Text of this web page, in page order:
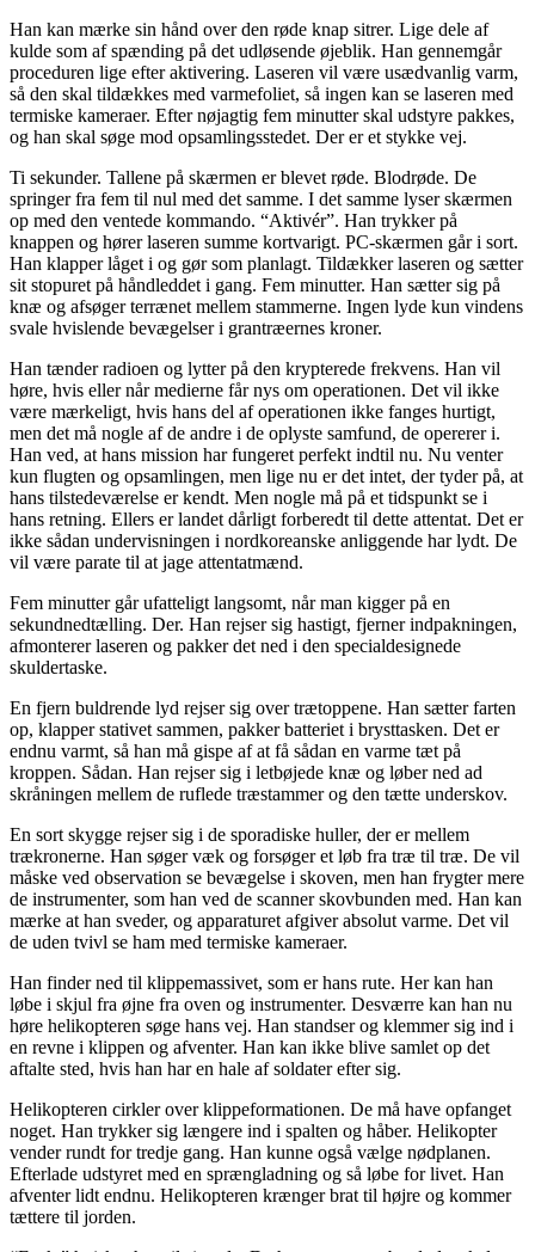
Han kan mærke sin hånd over den røde knap sitrer. Lige dele af
kulde som af spænding på det udløsende øjeblik. Han gennemgår
proceduren lige efter aktivering. Laseren vil være usædvanlig varm,
så den skal tildækkes med varmefoliet, så ingen kan se laseren med
termiske kameraer. Efter nøjagtig fem minutter skal udstyre pakkes,
og han skal søge mod opsamlingsstedet. Der er et stykke vej.
Ti sekunder. Tallene på skærmen er blevet røde. Blodrøde. De
springer fra fem til nul med det samme. I det samme lyser skærmen
op med den ventede kommando. “Aktivér”. Han trykker på
knappen og hører laseren summe kortvarigt. PC-skærmen går i sort.
Han klapper låget i og gør som planlagt. Tildækker laseren og sætter
sit stopuret på håndleddet i gang. Fem minutter. Han sætter sig på
knæ og afsøger terrænet mellem stammerne. Ingen lyde kun vindens
svale hvislende bevægelser i grantræernes kroner.
Han tænder radioen og lytter på den krypterede frekvens. Han vil
høre, hvis eller når medierne får nys om operationen. Det vil ikke
være mærkeligt, hvis hans del af operationen ikke fanges hurtigt,
men det må nogle af de andre i de oplyste samfund, de opererer i.
Han ved, at hans mission har fungeret perfekt indtil nu. Nu venter
kun flugten og opsamlingen, men lige nu er det intet, der tyder på, at
hans tilstedeværelse er kendt. Men nogle må på et tidspunkt se i
hans retning. Ellers er landet dårligt forberedt til dette attentat. Det er
ikke sådan undervisningen i nordkoreanske anliggende har lydt. De
vil være parate til at jage attentatmænd.
Fem minutter går ufatteligt langsomt, når man kigger på en
sekundnedtælling. Der. Han rejser sig hastigt, fjerner indpakningen,
afmonterer laseren og pakker det ned i den specialdesignede
skuldertaske.
En fjern buldrende lyd rejser sig over trætoppene. Han sætter farten
op, klapper stativet sammen, pakker batteriet i brysttasken. Det er
endnu varmt, så han må gispe af at få sådan en varme tæt på
kroppen. Sådan. Han rejser sig i letbøjede knæ og løber ned ad
skråningen mellem de ruflede træstammer og den tætte underskov.
En sort skygge rejser sig i de sporadiske huller, der er mellem
trækronerne. Han søger væk og forsøger et løb fra træ til træ. De vil
måske ved observation se bevægelse i skoven, men han frygter mere
de instrumenter, som han ved de scanner skovbunden med. Han kan
mærke at han sveder, og apparaturet afgiver absolut varme. Det vil
de uden tvivl se ham med termiske kameraer.
Han finder ned til klippemassivet, som er hans rute. Her kan han
løbe i skjul fra øjne fra oven og instrumenter. Desværre kan han nu
høre helikopteren søge hans vej. Han standser og klemmer sig ind i
en revne i klippen og afventer. Han kan ikke blive samlet op det
aftalte sted, hvis han har en hale af soldater efter sig.
Helikopteren cirkler over klippeformationen. De må have opfanget
noget. Han trykker sig længere ind i spalten og håber. Helikopter
vender rundt for tredje gang. Han kunne også vælge nødplanen.
Efterlade udstyret med en sprængladning og så løbe for livet. Han
afventer lidt endnu. Helikopteren krænger brat til højre og kommer
tættere til jorden.